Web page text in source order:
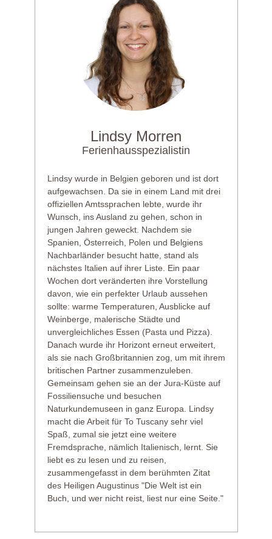
Lindsy Morren
Ferienhausspezialistin
Lindsy wurde in Belgien geboren und ist dort
aufgewachsen. Da sie in einem Land mit drei
offiziellen Amtssprachen lebte, wurde ihr
Wunsch, ins Ausland zu gehen, schon in
jungen Jahren geweckt. Nachdem sie
Spanien, Österreich, Polen und Belgiens
Nachbarländer besucht hatte, stand als
nächstes Italien auf ihrer Liste. Ein paar
Wochen dort veränderten ihre Vorstellung
davon, wie ein perfekter Urlaub aussehen
sollte: warme Temperaturen, Ausblicke auf
Weinberge, malerische Städte und
unvergleichliches Essen (Pasta und Pizza).
Danach wurde ihr Horizont erneut erweitert,
als sie nach Großbritannien zog, um mit ihrem
britischen Partner zusammenzuleben.
Gemeinsam gehen sie an der Jura-Küste auf
Fossiliensuche und besuchen
Naturkundemuseen in ganz Europa. Lindsy
macht die Arbeit für To Tuscany sehr viel
Spaß, zumal sie jetzt eine weitere
Fremdsprache, nämlich Italienisch, lernt. Sie
liebt es zu lesen und zu reisen,
zusammengefasst in dem berühmten Zitat
des Heiligen Augustinus "Die Welt ist ein
Buch, und wer nicht reist, liest nur eine Seite."